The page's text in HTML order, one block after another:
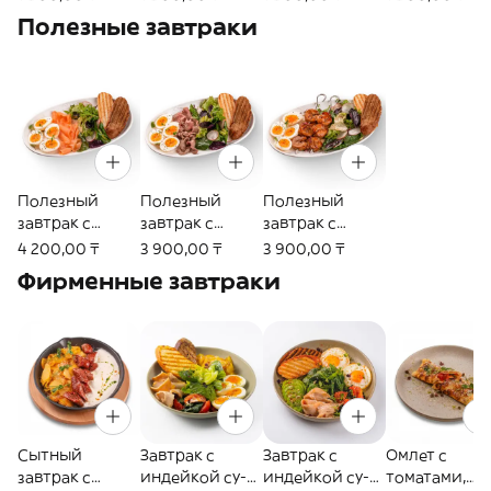
манго (340г)
клубники
Полезные завтраки
Полезный
завтрак с
лососем, микс
яйцами и
соусом (250г)
4 200,00 ₸
Полезный
завтрак с
ростбифом,
салатом (250г)
3 900,00 ₸
Полезный
завтрак с
шашлычками
яйцами,
греческой
заправкой
(360г)
3 900,00 ₸
Фирменные завтраки
Сытный
завтрак с
Завтрак с
индейкой су-
Завтрак с
индейкой су-
Омлет с
томатами,